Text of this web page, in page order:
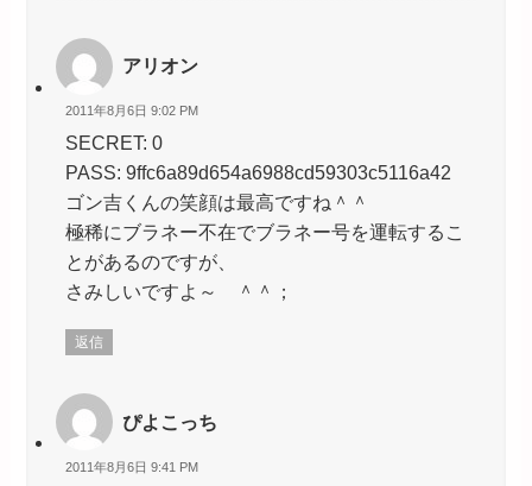
アリオン
2011年8月6日 9:02 PM
SECRET: 0
PASS: 9ffc6a89d654a6988cd59303c5116a42
ゴン吉くんの笑顔は最高ですね＾＾
極稀にブラネー不在でブラネー号を運転するこ
とがあるのですが、
さみしいですよ～ ＾＾；
返信
ぴよこっち
2011年8月6日 9:41 PM